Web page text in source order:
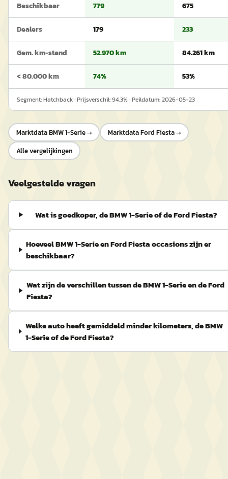
Beschikbaar 779 675
Dealers 179 233
Gem. km-stand 52.970 km 84.261 km
< 80.000 km 74% 53%
Segment:Hatchback· Prijsverschil:94.3% · Peildatum:2026-05-23
MarktdataBMW 1-Serie→ MarktdataFord Fiesta→
Alle vergelijkingen
Veelgestelde vragen
Wat is goedkoper, de BMW 1-Serie of de Ford Fiesta?
Hoeveel BMW 1-Serie en Ford Fiesta occasions zijn er
beschikbaar?
Wat zijn de verschillen tussen de BMW 1-Serie en de Ford
Fiesta?
Welke auto heeft gemiddeld minder kilometers, de BMW
1-Serie of de Ford Fiesta?